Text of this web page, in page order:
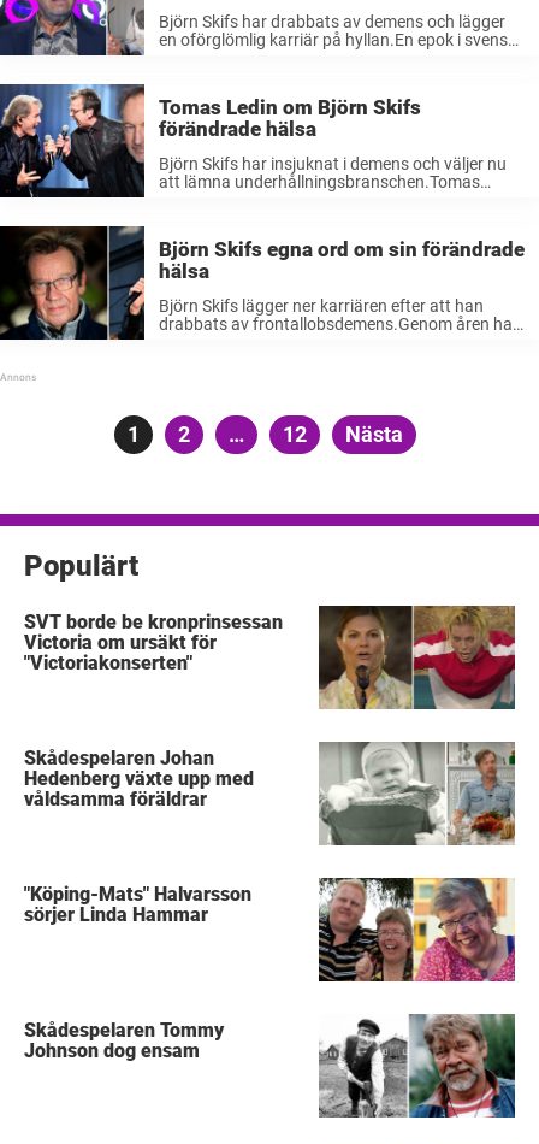
Björn Skifs har drabbats av demens och lägger
en oförglömlig karriär på hyllan.En epok i svensk
Tomas Ledin om Björn Skifs
förändrade hälsa
Björn Skifs har insjuknat i demens och väljer nu
att lämna underhållningsbranschen.Tomas
en chock menar ...
Björn Skifs egna ord om sin förändrade
hälsa
Björn Skifs lägger ner karriären efter att han
drabbats av frontallobsdemens.Genom åren har
Sidnumrering
Sida
1 Sida
2 … Sida
12 Nästa
Populärt
SVT borde be kronprinsessan
Victoria om ursäkt för
"Victoriakonserten"
Skådespelaren Johan
Hedenberg växte upp med
våldsamma föräldrar
"Köping-Mats" Halvarsson
sörjer Linda Hammar
Skådespelaren Tommy
Johnson dog ensam